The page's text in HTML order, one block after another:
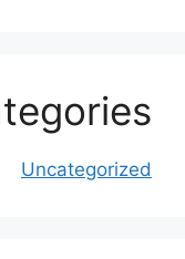
Uncategorized